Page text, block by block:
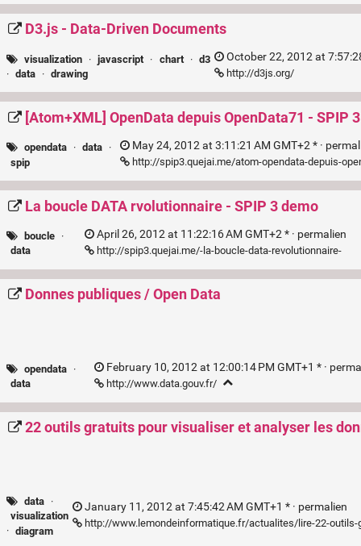
D3.js - Data-Driven Documents
visualization · javascript · chart · d3
· data · drawing
October 22, 2012 at
http://d3js.org/
[Atom+XML] OpenData depuis OpenData71 - SPIP
opendata · data ·
spip
May 24, 2012 at 3:11:21 AM GMT+2 * ·
http://spip3.quejai.me/atom-opendata-depuis-
La boucle DATA rvolutionnaire - SPIP 3 demo
boucle ·
data
April 26, 2012 at 11:22:16 AM GMT+2 * · permalien
http://spip3.quejai.me/-la-boucle-data-revolutionnaire-
Donnes publiques / Open Data
opendata ·
data
February 10, 2012 at 12:00:14 PM GMT+1 * ·
http://www.data.gouv.fr/
22 outils gratuits pour visualiser et analyser les
data ·
visualization
· diagram
January 11, 2012 at 7:45:42 AM GMT+1 * · permalien
http://www.lemondeinformatique.fr/actualites/lire-22-